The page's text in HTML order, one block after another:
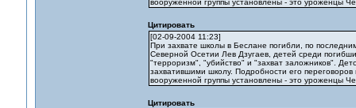
вооруженной группы установлены - это уроженцы
Цитировать
[02-09-2004 11:23]
При захвате школы в Беслане погибли, по
Северной Осетии Лев Дзугаев, детей среди
"терроризм", "убийство" и "захват заложников".
захватившими школу. Подробности его
вооруженной группы установлены - это уроженцы
Цитировать